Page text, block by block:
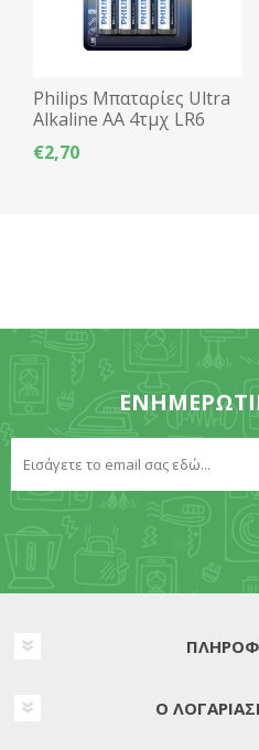
Philips Μπαταρίες Ultra
Alkaline AA 4τμχ LR6
€2,70
Ο